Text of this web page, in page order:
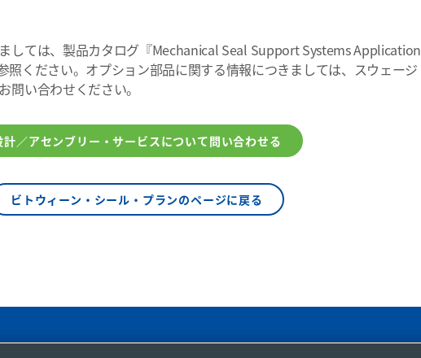
しては、製品カタログ『Mechanical Seal Support Systems Application
照ください。オプション部品に関する情報につきましては、スウェージ
問い合わせください。
計／アセンブリー・サービスについて問い合わせる
ビトウィーン・シール・プランのページに戻る